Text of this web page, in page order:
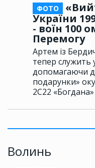
ФОТО
України
- воїн 100
Перемогу
Артем із
тепер служить
допомагаючи
подарунки»
2С22 «Богдана»
Волинь